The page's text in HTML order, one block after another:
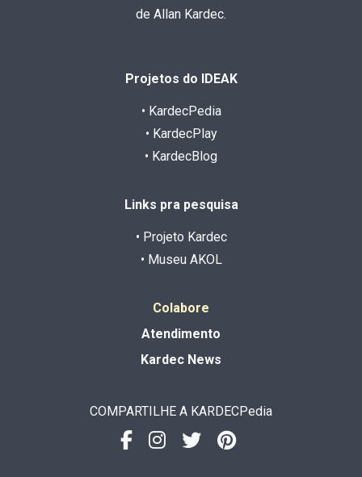
de Allan Kardec.
Projetos do IDEAK
• KardecPedia
• KardecPlay
• KardecBlog
Links pra pesquisa
• Projeto Kardec
• Museu AKOL
Colabore
Atendimento
Kardec News
COMPARTILHE A KARDECPedia